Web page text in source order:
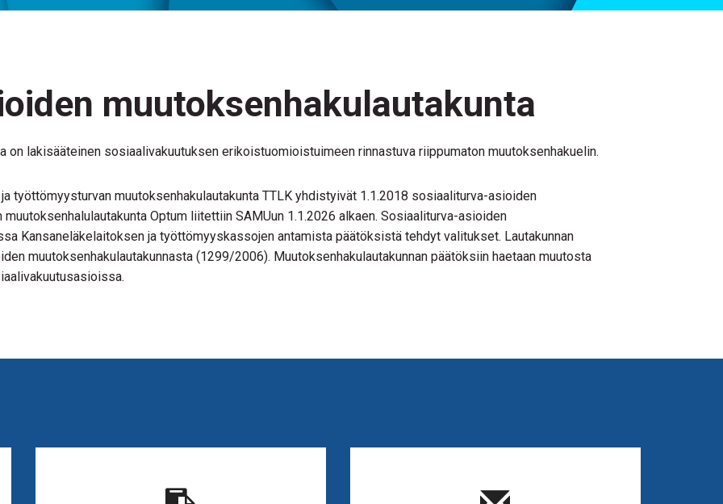
muutoksenhakulautakunta
on lakisääteinen sosiaalivakuutuksen erikoistuomioistuimeen rinnastuva riippumaton muutoksenhakuelin.
työttömyysturvan muutoksenhakulautakunta TTLK yhdistyivät 1.1.2018 sosiaaliturva-asioiden
Optum liitettiin SAMUun 1.1.2026 alkaen. Sosiaaliturva-asioiden
Kansaneläkelaitoksen ja työttömyyskassojen antamista päätöksistä tehdyt valitukset. Lautakunnan
muutoksenhakulautakunnasta (1299/2006). Muutoksenhakulautakunnan päätöksiin haetaan muutosta